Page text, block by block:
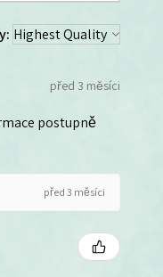
před 3 měsíci
postupně
před 3 měsíci